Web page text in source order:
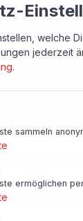
Sie
sichern
welche
jederzeit
.
sammeln
ermöglichen